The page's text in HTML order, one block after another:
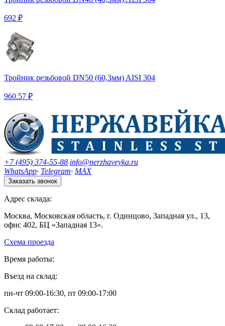
692 ₽
Тройник резьбовой DN50 (60,3мм) AISI 304
960.57 ₽
+7 (495) 374-55-88 info@nerzhaveyka.ru
WhatsApp· Telegram· MAX
Заказать звонок
Адрес склада:
Москва, Московская область, г. Одинцово, Западная ул., 13,
офис 402, БЦ «Западная 13».
Схема проезда
Время работы:
Въезд на склад:
пн-чт 09:00-16:30, пт 09:00-17:00
Склад работает: